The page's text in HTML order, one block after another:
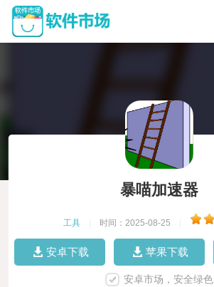
暴喵加速器
工具 时间：2025-08-25
安卓下载 苹果下载
安卓市场，安全绿色